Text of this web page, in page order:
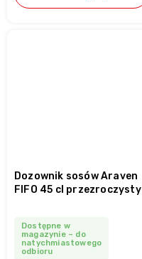
Dozownik sosów Araven
FIFO 45 cl przezroczysty
Dostępne w
magazynie – do
natychmiastowego
odbioru